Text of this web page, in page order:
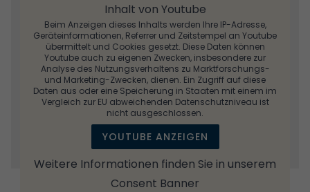
Inhalt von Youtube
Beim Anzeigen dieses Inhalts werden Ihre IP-Adresse,
Geräteinformationen, Referrer und Zeitstempel an Youtube
übermittelt und Cookies gesetzt. Diese Daten können
Youtube auch zu eigenen Zwecken, insbesondere zur
Analyse des Nutzungsverhaltens zu Marktforschungs-
und Marketing-Zwecken, dienen. Ein Zugriff auf diese
Daten aus oder eine Speicherung in Staaten mit einem im
Vergleich zur EU abweichenden Datenschutzniveau ist
nicht ausgeschlossen.
YOUTUBE ANZEIGEN
Weitere Informationen finden Sie in unserem
Consent Banner